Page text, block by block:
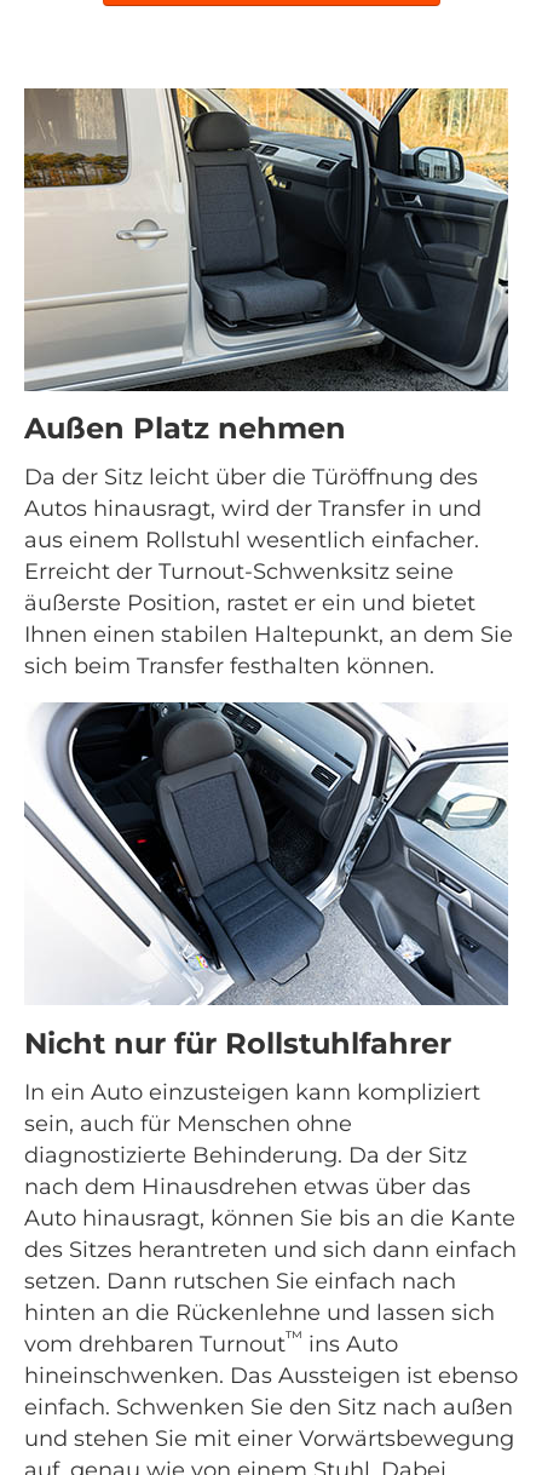
Außen Platz nehmen
Da der Sitz leicht über die Türöffnung des
Autos hinausragt, wird der Transfer in und
aus einem Rollstuhl wesentlich einfacher.
Erreicht der Turnout-Schwenksitz seine
äußerste Position, rastet er ein und bietet
Ihnen einen stabilen Haltepunkt, an dem Sie
sich beim Transfer festhalten können.
Nicht nur für Rollstuhlfahrer
In ein Auto einzusteigen kann kompliziert
sein, auch für Menschen ohne
diagnostizierte Behinderung. Da der Sitz
nach dem Hinausdrehen etwas über das
Auto hinausragt, können Sie bis an die Kante
des Sitzes herantreten und sich dann einfach
setzen. Dann rutschen Sie einfach nach
hinten an die Rückenlehne und lassen sich
vom drehbaren Turnout™ ins Auto
hineinschwenken. Das Aussteigen ist ebenso
einfach. Schwenken Sie den Sitz nach außen
und stehen Sie mit einer Vorwärtsbewegung